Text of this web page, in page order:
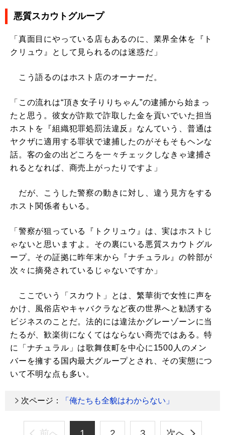
悪質スカウトグループ
「真面目にやっている店もあるのに、業界全体を『ト
クリュウ』として見られるのは迷惑だ」
こう語るのはホスト店のオーナーだ。
「この流れは“頂き女子りりちゃん”の逮捕から始まっ
たと思う。彼女が詐欺で詐取した金を貢いでいた担当
ホストを『組織犯罪処罰法違反』なんていう、普通は
ヤクザに適用する罪状で逮捕したのがそもそもヘンな
話。客の金の出どころを一々チェックしなきゃ逮捕さ
れるとなれば、商売上がったりですよ」
だが、こうした警察の動きに対し、違う見方をする
ホスト関係者もいる。
「警察が狙っている『トクリュウ』は、実はホストじ
ゃないと思いますよ。その裏にいる悪質スカウトグル
ープ。その証拠に昨年末から『ナチュラル』の幹部が
次々に摘発されているじゃないですか」
ここでいう「スカウト」とは、繁華街で女性に声を
かけ、風俗店やキャバクラなど夜の世界へと勧誘する
ビジネスのことだ。法的には違法かグレーゾーンに当
たるが、歓楽街になくてはならない商売ではある。特
に「ナチュラル」は歌舞伎町を中心に1500人のメン
バーを擁する国内最大グループとされ、その実態につ
いて不明な点も多い。
次ページ： 「俺たちも全貌はわからない」